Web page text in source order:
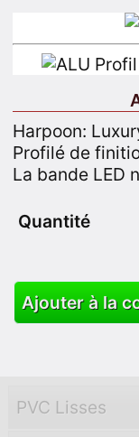
Identifiant
PVC Lisses
Harpoon:
Profilé de
La bande LED
Quantité
Ajouter à la